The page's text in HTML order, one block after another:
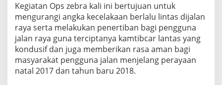
Kegiatan Ops zebra kali ini bertujuan untuk
mengurangi angka kecelakaan berlalu lintas dijalan
raya serta melakukan penertiban bagi pengguna
jalan raya guna terciptanya kamtibcar lantas yang
kondusif dan juga memberikan rasa aman bagi
masyarakat pengguna jalan menjelang perayaan
natal 2017 dan tahun baru 2018.